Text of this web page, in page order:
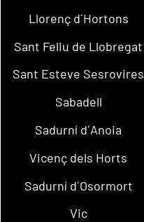
Llorenç d´Hortons
Sant Feliu de Llobregat
Sant Esteve Sesrovires
Sabadell
Sadurní d´Anoia
Vicenç dels Horts
Sadurní d´Osormort
Vic